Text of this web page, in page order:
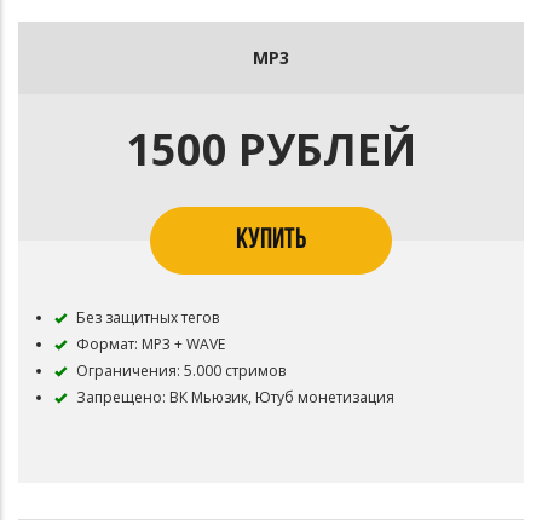
MP3
1500 РУБЛЕЙ
КУПИТЬ
Без защитных тегов
Формат: MP3 + WAVE
Ограничения: 5.000 стримов
Запрещено: ВК Мьюзик, Ютуб монетизация